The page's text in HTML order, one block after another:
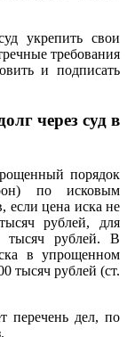
укрепить свои
требования
и подписать
через суд в
порядок
по исковым
если цена иска не
рублей, для
тысяч рублей. В
в упрощенном
тысяч рублей (ст.
перечень дел, по